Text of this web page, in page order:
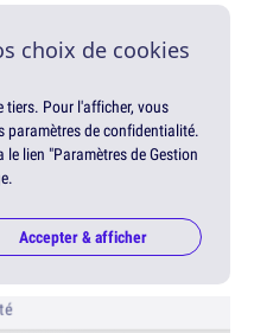
choix de cookies
tiers. Pour l'afficher, vous
paramètres de confidentialité.
lien "Paramètres de Gestion
Accepter & afficher